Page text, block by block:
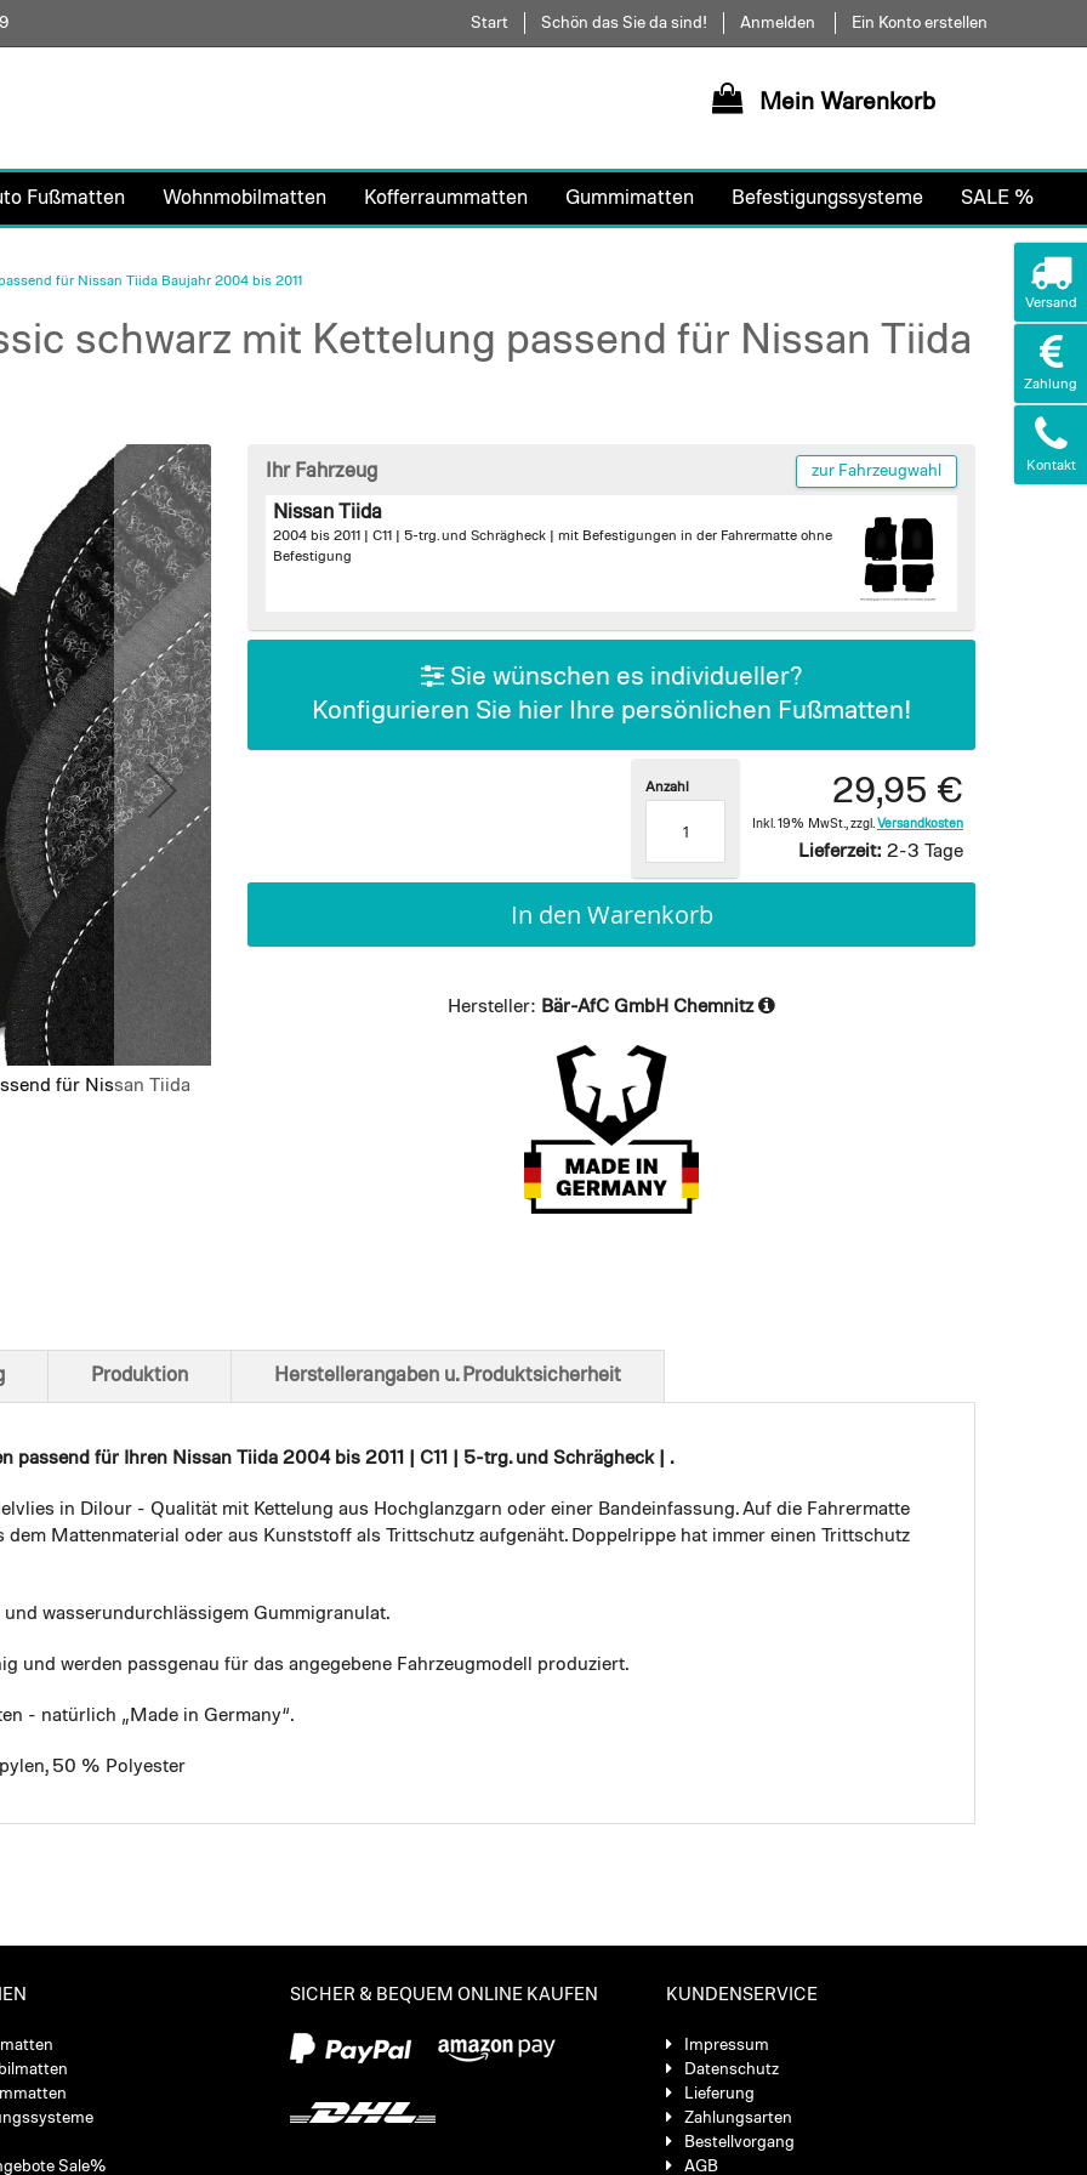
Direkt
zum
Start Schön das Sie da sind! Anmelden Ein Konto erstellen
Mein Warenkorb
Fußmatten Wohnmobilmatten Kofferraummatten Gummimatten Befestigungssysteme SALE %
für Nissan Tiida Baujahr 2004 bis 2011
schwarz mit Kettelung passend für Nissan Tiida
für Nissan Tiida
Ansicht von unten
Ihr Fahrzeug zur Fahrzeugwahl
Nissan Tiida
2004 bis 2011 | C11 | 5-trg. und Schrägheck | mit Befestigungen in der Fahrermatte ohne
Befestigung
Sie wünschen es individueller?
Konfigurieren Sie hier Ihre persönlichen Fußmatten!
29,95 €
Inkl. 19% MwSt. zzgl. Versandkosten
Lieferzeit: 2-3 Tage
Anzahl
In den Warenkorb
Hersteller: Bär-AfC GmbH Chemnitz
passend für Ihren Nissan Tiida 2004 bis 2011 | C11 | 5-trg. und Schrägheck | .
in Dilour - Qualität mit Kettelung aus Hochglanzgarn oder einer Bandeinfassung. Auf die Fahrermatte
Mattenmaterial oder aus Kunststoff als Trittschutz aufgenäht. Doppelrippe hat immer einen Trittschutz
wasserundurchlässigem Gummigranulat.
und werden passgenau für das angegebene Fahrzeugmodell produziert.
- natürlich „Made in Germany“.
50 % Polyester
Produktion Herstellerangaben u. Produktsicherheit
Sale%
SICHER & BEQUEM ONLINE KAUFEN KUNDENSERVICE
Impressum
Datenschutz
Lieferung
Zahlungsarten
Bestellvorgang
AGB
Versand
Zahlung
Kontakt